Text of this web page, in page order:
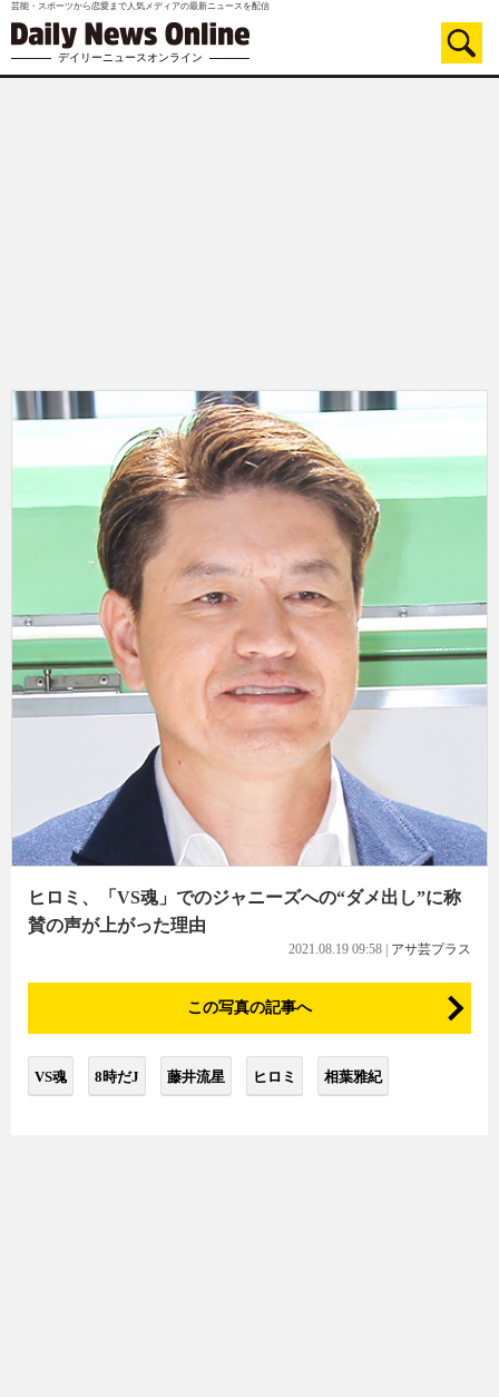
芸能・スポーツから恋愛まで人気メディアの最新ニュースを配信
デイリーニュースオンライン
ヒロミ、「VS魂」でのジャニーズへの“ダメ出し”に称
賛の声が上がった理由
2021.08.19 09:58 アサ芸プラス
この写真の記事へ
VS魂 8時だJ 藤井流星 ヒロミ 相葉雅紀